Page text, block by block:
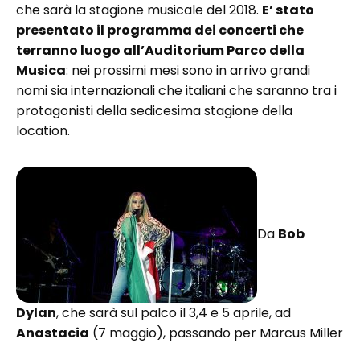
che sarà la stagione musicale del 2018. E’ stato
presentato il programma dei concerti che
terranno luogo all’Auditorium Parco della
Musica: nei prossimi mesi sono in arrivo grandi
nomi sia internazionali che italiani che saranno tra i
protagonisti della sedicesima stagione della
location.
Da Bob
Dylan, che sarà sul palco il 3,4 e 5 aprile, ad
Anastacia (7 maggio), passando per Marcus Miller